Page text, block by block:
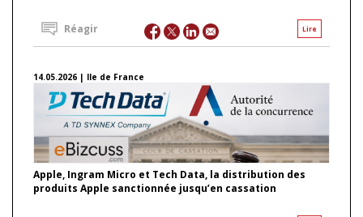
Lire
Réagir
14.05.2026 | Ile de France
Apple, Ingram Micro et Tech Data, la distribution des
produits Apple sanctionnée jusqu’en cassation